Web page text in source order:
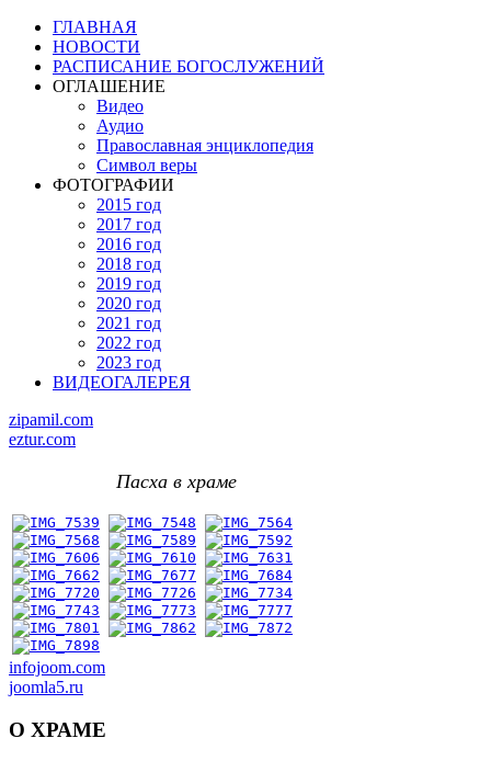
ГЛАВНАЯ
НОВОСТИ
РАСПИСАНИЕ БОГОСЛУЖЕНИЙ
ОГЛАШЕНИЕ
Видео
Аудио
Православная энциклопедия
Символ веры
ФОТОГРАФИИ
2015 год
2017 год
2016 год
2018 год
2019 год
2020 год
2021 год
2022 год
2023 год
ВИДЕОГАЛЕРЕЯ
zipamil.com
eztur.com
Пасха в храме
infojoom.com
joomla5.ru
О ХРАМЕ